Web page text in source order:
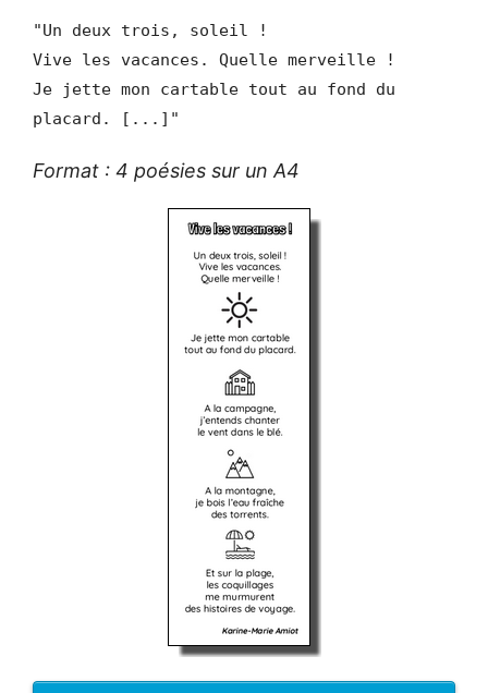
"Un deux trois, soleil !
Vive les vacances. Quelle merveille !
Je jette mon cartable tout au fond du
placard. [...]"
Format : 4 poésies sur un A4